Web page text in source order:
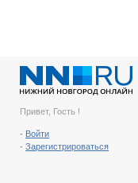
Привет, Гость !
- Войти
- Зарегистрироваться